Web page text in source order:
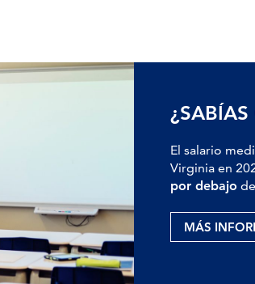
El salario
Virginia en
por debajo
MÁS